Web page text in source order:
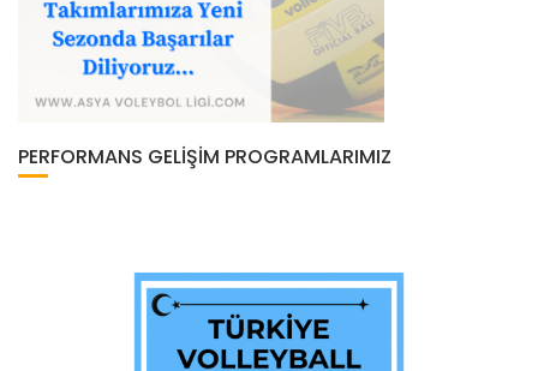
PERFORMANS GELIŞIM PROGRAMLARIMIZ